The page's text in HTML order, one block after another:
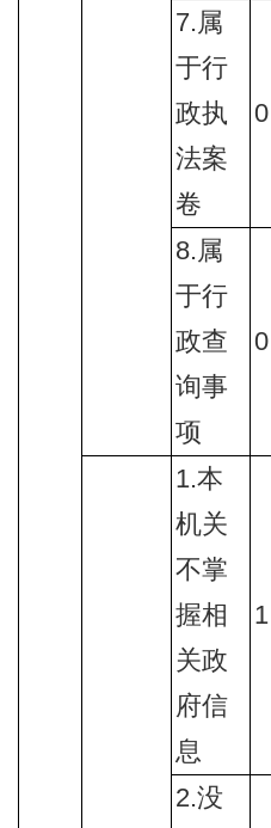
7.属
于行
政执
法案
卷
0
8.属
于行
政查
询事
项
0
1.本
机关
不掌
握相
关政
府信
息
1
2.没